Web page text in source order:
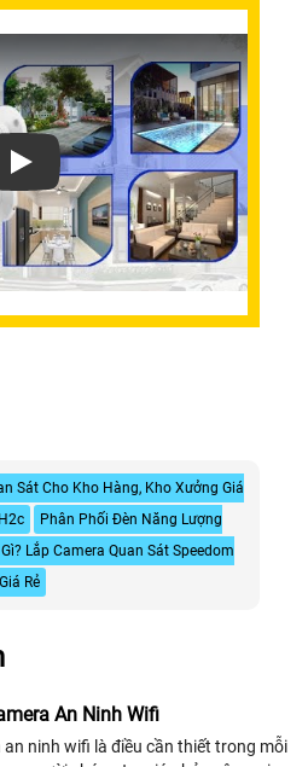
Sát Cho Kho Hàng, Kho Xưởng Giá
Phân Phối Đèn Năng Lượng
Lắp Camera Quan Sát Speedom
Rẻ
An Ninh Wifi
an ninh wifi là điều cần thiết trong mỗi